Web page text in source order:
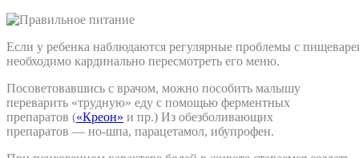
Если у ребенка наблюдаются регулярные проблемы с
необходимо кардинально пересмотреть его меню.
Посоветовавшись с врачом, можно пособить малышу
переварить «трудную» еду с помощью ферментных
препаратов («Креон» и пр.) Из обезболивающих
препаратов — но-шпа, парацетамол, ибупрофен.